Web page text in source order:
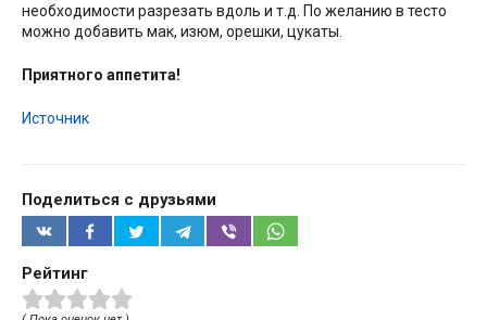
необходимости разрезать вдоль и т.д. По желанию в тесто
можно добавить мак, изюм, орешки, цукаты.
Приятного аппетита!
Источник
Поделиться с друзьями
Рейтинг